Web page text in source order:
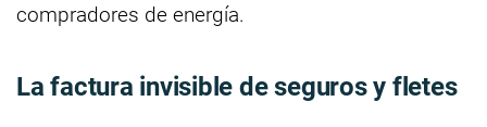
compradores de energía.
La factura invisible de seguros y fletes